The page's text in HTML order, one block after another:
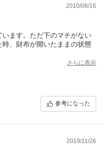
2010/08/16
ます。ただ下のマチがない
、財布が開いたままの状態
さらに表示
参考になった
2019/11/26